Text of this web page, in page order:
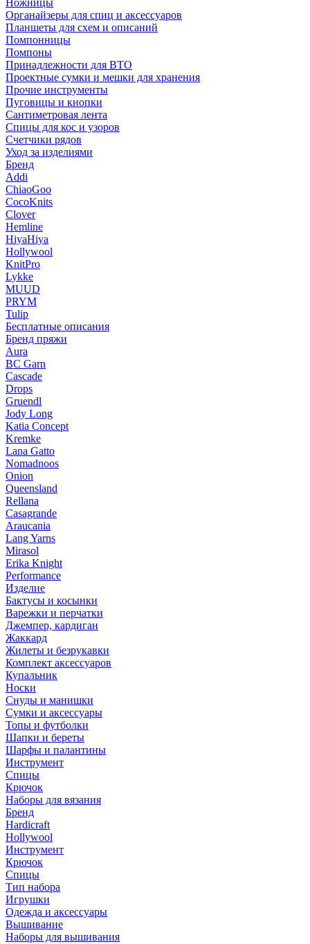
Ножницы
Органайзеры для спиц и аксессуаров
Планшеты для схем и описаний
Помпонницы
Помпоны
Принадлежности для ВТО
Проектные сумки и мешки для хранения
Прочие инструменты
Пуговицы и кнопки
Сантиметровая лента
Спицы для кос и узоров
Счетчики рядов
Уход за изделиями
Бренд
Addi
ChiaoGoo
CocoKnits
Clover
Hemline
HiyaHiya
Hollywool
KnitPro
Lykke
MUUD
PRYM
Tulip
Бесплатные описания
Бренд пряжи
Aura
BC Garn
Cascade
Drops
Gruendl
Jody Long
Katia Concept
Kremke
Lana Gatto
Nomadnoos
Onion
Queensland
Rellana
Casagrande
Araucania
Lang Yarns
Mirasol
Erika Knight
Performance
Изделие
Бактусы и косынки
Варежки и перчатки
Джемпер, кардиган
Жаккард
Жилеты и безрукавки
Комплект аксессуаров
Купальник
Носки
Снуды и манишки
Сумки и аксессуары
Топы и футболки
Шапки и береты
Шарфы и палантины
Инструмент
Спицы
Крючок
Наборы для вязания
Бренд
Hardicraft
Hollywool
Инструмент
Крючок
Спицы
Тип набора
Игрушки
Одежда и аксессуары
Вышивание
Наборы для вышивания